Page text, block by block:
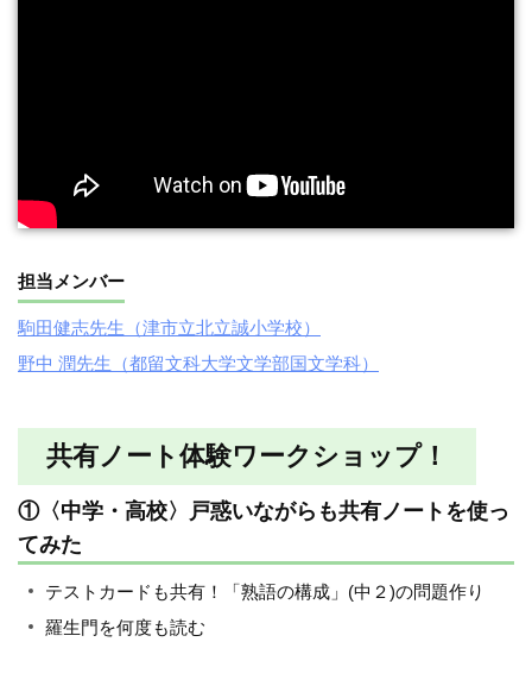
担当メンバー
駒田健志先生（津市立北立誠小学校）
野中 潤先生（都留文科大学文学部国文学科）
共有ノート体験ワークショップ！
①〈中学・高校〉戸惑いながらも共有ノートを使っ
てみた
テストカードも共有！「熟語の構成」(中２)の問題作り
羅生門を何度も読む